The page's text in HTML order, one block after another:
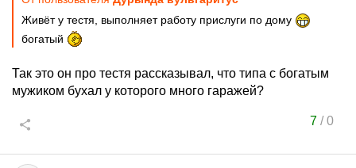
Живёт у тестя, выполняет работу прислуги по дому
богатый
Так это он про тестя рассказывал, что типа с богатым
мужиком бухал у которого много гаражей?
7/0